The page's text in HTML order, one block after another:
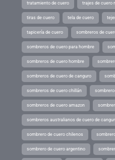
tratamiento de cuero trajes de cuero
tiras de cuero tela de cuero
tapicería de cuero sombreros de
sombreros de cuero para hombre
sombreros de cuero hombre
sombreros de cuero de canguro
sombreros de cuero chillán
sombreros de cuero amazon
sombreros australianos de cuero de
sombrero de cuero chilenos
sombrero de cuero argentino